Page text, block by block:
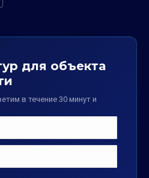
для объекта
в течение 30 минут и